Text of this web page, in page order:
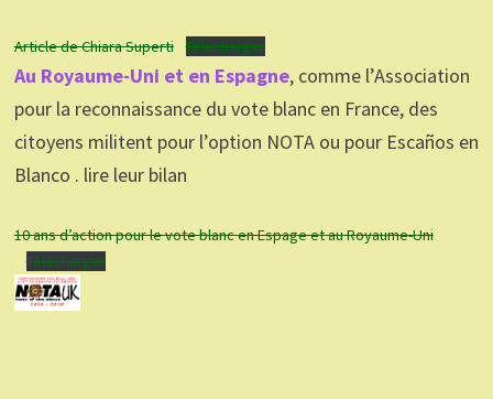
Article de Chiara Superti Télécharger
Au Royaume-Uni et en Espagne, comme l’Association
pour la reconnaissance du vote blanc en France, des
citoyens militent pour l’option NOTA ou pour Escaños en
Blanco . lire leur bilan
10 ans d’action pour le vote blanc en Espage et au Royaume-Uni
Télécharger